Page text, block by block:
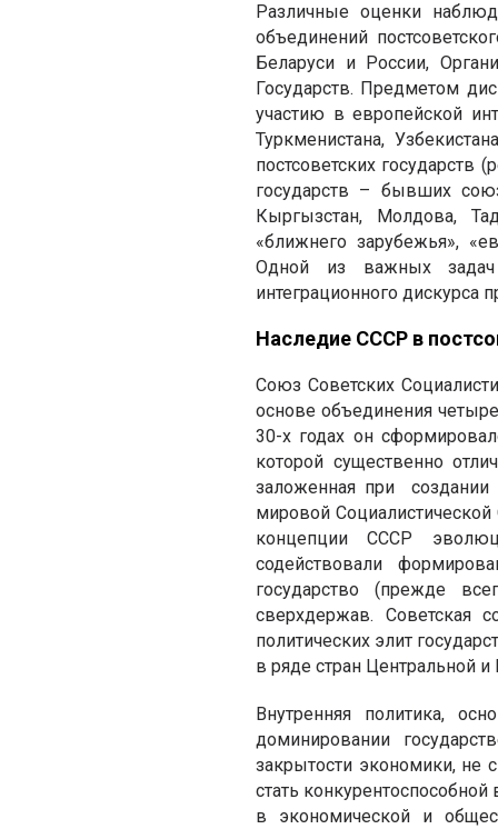
Различные оценки
объединений
Беларуси и России,
Государств. Предметом
участию в европейской
Туркменистана,
постсоветских государств
государств – бывших
Кыргызстан, Молдова,
«ближнего зарубежья»,
Одной из важных задач
интеграционного дискурса
Наследие СССР в
Союз Советских
основе объединения
30-х годах он
которой существенно
заложенная при создании
мировой
концепции СССР
содействовали
государство (прежде
сверхдержав. Советская
политических элит
в ряде стран Центральной
Внутренняя политика,
доминировании
закрытости экономики, не
стать
в экономической и